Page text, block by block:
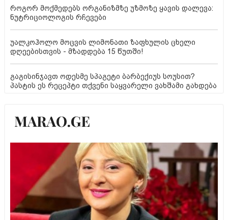
როგორ მოქმედებს ორგანიზმზე უზმოზე ყავის დალევა:
ნუტრიციოლოგის რჩევები
უალკოჰოლო მოცვის ლიმონათი ზაფხულის ცხელი
დღეებისთვის - მზადდება 15 წუთში!
გაგისინჯავთ ოდესმე სპაგეტი ბარბექიუს სოუსით?
პასტის ეს რეცეპტი თქვენი საყვარელი ვახშამი გახდება